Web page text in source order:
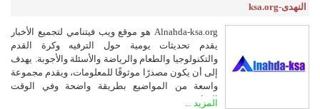
النهدى-ksa.org
Alnahda-ksa.org هو موقع ويب فيتنامي لتجميع الأخبار
يقدم تحديثات يومية حول الترفيه وكرة القدم
والتكنولوجيا والطعام والرياضة والأسئلة والأجوبة. يهدف
إلى أن يكون مصدرًا موثوقًا للمعلومات، ويقدم مجموعة
واسعة من المواضيع بطريقة واضحة وفي الوقت
المناسب.
المزيد ...